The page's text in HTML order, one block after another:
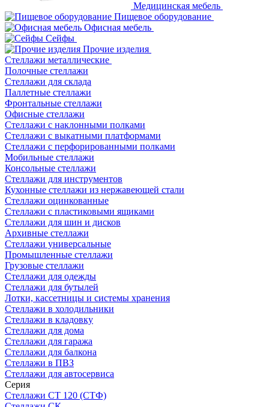
Медицинская мебель
Пищевое оборудование
Офисная мебель
Сейфы
Прочие изделия
Стеллажи металлические
Полочные стеллажи
Стеллажи для склада
Паллетные стеллажи
Фронтальные стеллажи
Офисные стеллажи
Стеллажи с наклонными полками
Стеллажи с выкатными платформами
Стеллажи с перфорированными полками
Мобильные стеллажи
Консольные стеллажи
Стеллажи для инструментов
Кухонные стеллажи из нержавеющей стали
Стеллажи оцинкованные
Стеллажи с пластиковыми ящиками
Стеллажи для шин и дисков
Архивные стеллажи
Стеллажи универсальные
Промышленные стеллажи
Грузовые стеллажи
Стеллажи для одежды
Стеллажи для бутылей
Лотки, кассетницы и системы хранения
Стеллажи в холодильники
Стеллажи в кладовку
Стеллажи для дома
Стеллажи для гаража
Стеллажи для балкона
Стеллажи в ПВЗ
Стеллажи для автосервиса
Серия
Стеллажи СТ 120 (СТФ)